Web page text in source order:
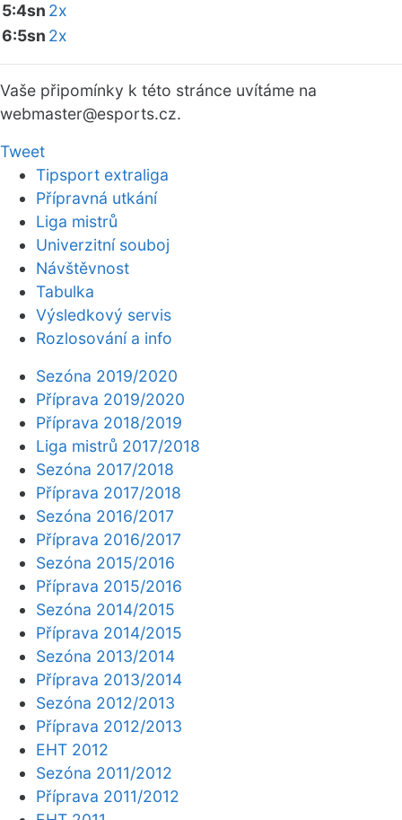
5:4sn 2x
6:5sn 2x
Vaše připomínky k této stránce uvítáme na
webmaster@esports.cz.
Tweet
Tipsport extraliga
Přípravná utkání
Liga mistrů
Univerzitní souboj
Návštěvnost
Tabulka
Výsledkový servis
Rozlosování a info
Sezóna 2019/2020
Příprava 2019/2020
Příprava 2018/2019
Liga mistrů 2017/2018
Sezóna 2017/2018
Příprava 2017/2018
Sezóna 2016/2017
Příprava 2016/2017
Sezóna 2015/2016
Příprava 2015/2016
Sezóna 2014/2015
Příprava 2014/2015
Sezóna 2013/2014
Příprava 2013/2014
Sezóna 2012/2013
Příprava 2012/2013
EHT 2012
Sezóna 2011/2012
Příprava 2011/2012